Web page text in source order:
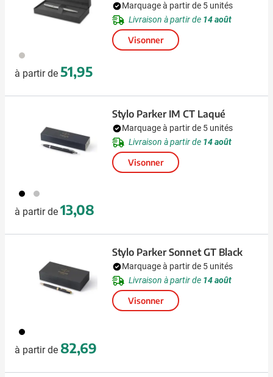
879
à partir de 51,95
Marquage à partir de 5 unités
Livraison à partir de 14 août
Visonner
001 032
à partir de 13,08
Stylo Parker IM CT Laqué
Marquage à partir de 5 unités
Livraison à partir de 14 août
Visonner
001
à partir de 82,69
Stylo Parker Sonnet GT Black
Marquage à partir de 5 unités
Livraison à partir de 14 août
Visonner